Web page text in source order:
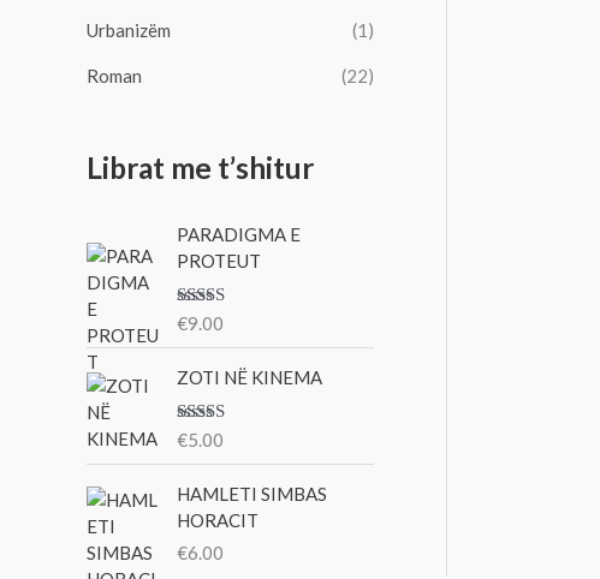
Urbanizëm (1)
Roman (22)
Librat me t’shitur
PARADIGMA E
PROTEUT
Vlerësu
nga 5
€9.00
ZOTI NË KINEMA
Vlerësu
nga 5
€5.00
HAMLETI SIMBAS
HORACIT
€6.00